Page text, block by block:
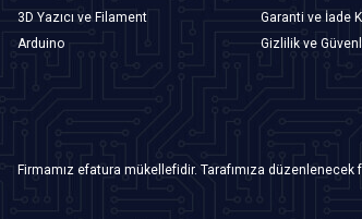
3D Yazıcı ve Filament
Arduino
Garanti ve İade
Gizlilik ve
Firmamız efatura mükellefidir. Tarafımıza